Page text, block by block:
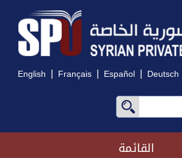
English | Français | Español | Deutsch
القائمة